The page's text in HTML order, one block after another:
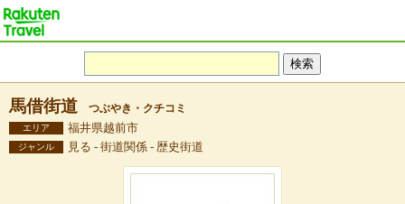
馬借街道 つぶやき・クチコミ
エリア 福井県越前市
ジャンル 見る - 街道関係 - 歴史街道